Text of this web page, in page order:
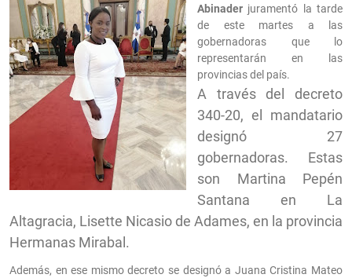
Abinader juramentó la tarde
de este martes a las
gobernadoras que lo
representarán en las
provincias del país.
A través del decreto
340-20, el mandatario
designó 27
gobernadoras. Estas
son Martina Pepén
Santana en La
Altagracia, Lisette Nicasio de Adames, en la provincia
Hermanas Mirabal.
Además, en ese mismo decreto se designó a Juana Cristina Mateo